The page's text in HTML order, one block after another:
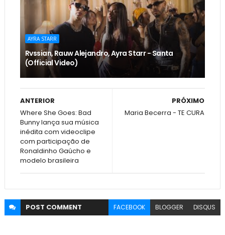
AYRA STARR
Rvssian, Rauw Alejandro, Ayra Starr - Santa
(Official Video)
PRÓXIMO
Maria Becerra - TE CURA
ANTERIOR
Where She Goes: Bad
Bunny lança sua música
inédita com videoclipe
com participação de
Ronaldinho Gaúcho e
modelo brasileira
POST COMMENT FACEBOOK BLOGGER DISQUS